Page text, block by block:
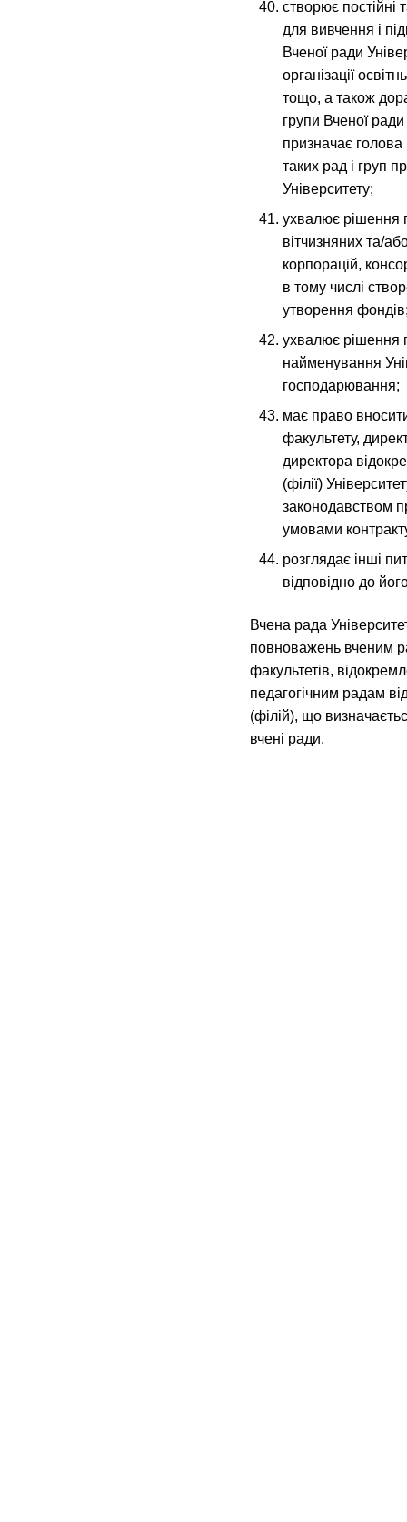
створює постійні
для вивчення і
Вченої ради
організації
тощо, а також
групи Вченої ради
призначає голова
таких рад і груп
Університету;
ухвалює рішення
вітчизняних та/
корпорацій,
в тому числі
утворення
ухвалює рішення
найменування
господарювання;
має право
факультету,
директора
(філії)
законодавством
умовами
розглядає інші
відповідно до
Вчена рада
повноважень вченим
факультетів,
педагогічним радам
(філій), що
вчені ради.